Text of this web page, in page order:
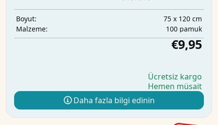
Boyut:
75 x 120 cm
Malzeme:
100 pamuk
€9,95
Ücretsiz kargo
Hemen müsait
Daha fazla bilgi edinin